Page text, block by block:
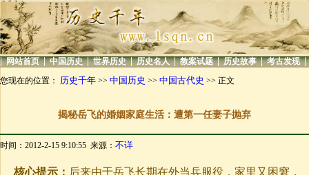
| 网站首页 | 中国历史 | 世界历史 | 历史名人 | 教案试题 | 历史故事 | 考古发现 |
您现在的位置： 历史千年 >> 中国历史 >> 中国古代史 >> 正文
揭秘岳飞的婚姻家庭生活：遭第一任妻子抛弃
时间：2012-2-15 9:10:55 来源： 不详
核心提示： 后来由于岳飞长期在外当兵服役，家里又困窘，